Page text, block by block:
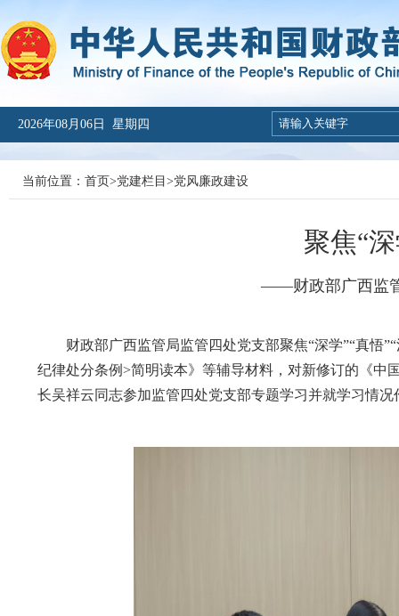
2026年08月06日 星期四
当前位置： 首页>党建栏目 >党风廉政建设
聚焦“
——财政部广西监
财政部广西监管局监管四处党支部聚焦“深学”“真悟
纪律处分条例>简明读本》等辅导材料，对新修订的《中
长吴祥云同志参加监管四处党支部专题学习并就学习情况